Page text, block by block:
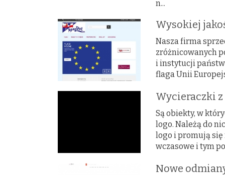
n...
Wysokiej
Nasza firma
zróżnicowanych
i instytucji
flaga Unii
Wycieraczki
Są obiekty, w
logo. Należą do
logo i promują się
wczasowe i tym
Nowe